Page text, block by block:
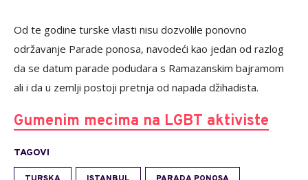
Od te godine turske vlasti nisu dozvolile ponovno
održavanje Parade ponosa, navodeći kao jedan od razlog
da se datum parade podudara s Ramazanskim bajramom
ali i da u zemlji postoji pretnja od napada džihadista.
Gumenim mecima na LGBT aktiviste
TAGOVI